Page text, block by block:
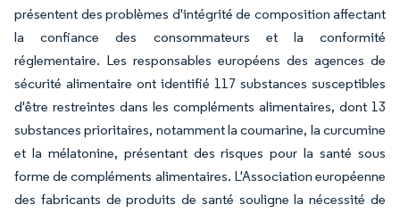
présentent des problèmes d'intégrité de composition affectant
la confiance des consommateurs et la conformité
réglementaire. Les responsables européens des agences de
sécurité alimentaire ont identifié 117 substances susceptibles
d'être restreintes dans les compléments alimentaires, dont 13
substances prioritaires, notamment la coumarine, la curcumine
et la mélatonine, présentant des risques pour la santé sous
forme de compléments alimentaires. L'Association européenne
des fabricants de produits de santé souligne la nécessité de